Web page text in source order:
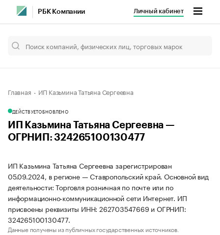
РБК Компании Личный кабинет
Главная ИП Казьмина Татьяна Сергеевна
ДЕЙСТВУЕТОБНОВЛЕНО
ИП Казьмина Татьяна Сергеевна —
ОГРНИП: 324265100130477
ИП Казьмина Татьяна Сергеевна зарегистрирован
05.09.2024, в регионе — Ставропольский край. Основной вид
деятельности: Торговля розничная по почте или по
информационно-коммуникационной сети Интернет. ИП
присвоены реквизиты ИНН: 262703547669 и ОГРНИП:
324265100130477.
Данные получены из публичных государственных источников.